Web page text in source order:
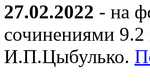
27.02.2022 - на
сочинениями
И.П.Цыбулько.